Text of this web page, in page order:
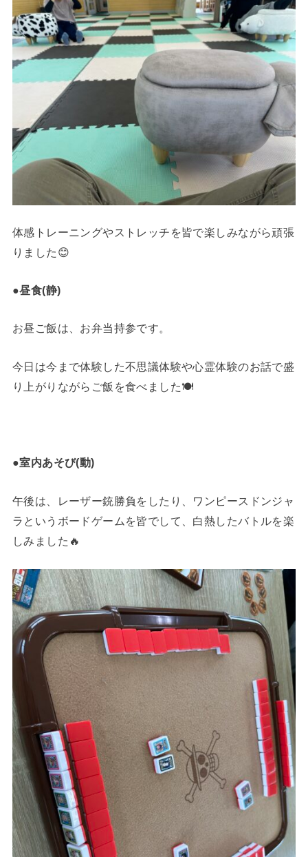
体感トレーニングやストレッチを皆で楽しみながら頑張
りました😊
●昼食(静)
お昼ご飯は、お弁当持参です。
今日は今まで体験した不思議体験や心霊体験のお話で盛
り上がりながらご飯を食べました🍽️
●室内あそび(動)
午後は、レーザー銃勝負をしたり、ワンピースドンジャ
ラというボードゲームを皆でして、白熱したバトルを楽
しみました🔥